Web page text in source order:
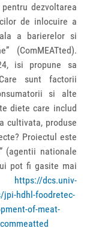
dezvoltarea
de inlocuire a
a barierelor si
(ComMEATted).
isi propune sa
sunt factorii
si alte
diete care includ
cultivata, produse
Proiectul este
(agentii nationale
pot fi gasite mai
https://dcs.univ-
hdhl-foodretec-
of-meat-